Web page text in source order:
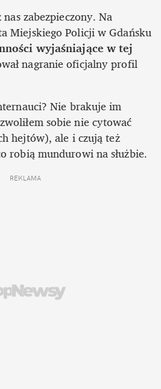
nas zabezpieczony. Na
polecenie Komendanta Miejskiego Policji w Gdańsku
wyjaśniające w tej
nagranie oficjalny profil
Nie brakuje im
sobie nie cytować
hejtów), ale i czują też
robią mundurowi na służbie.
REKLAMA